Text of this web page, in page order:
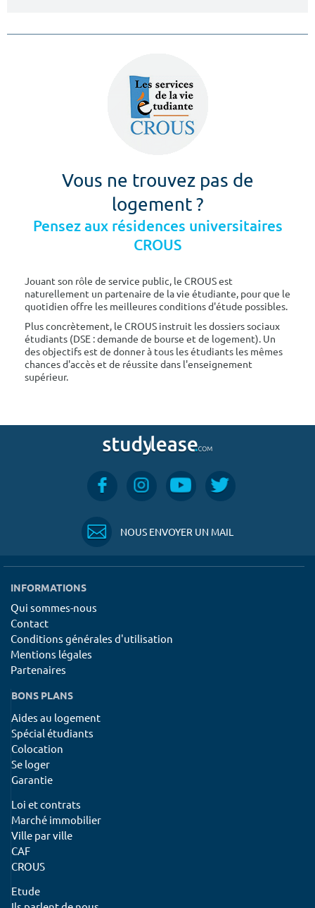
Vous ne trouvez pas de
logement ?
Pensez aux résidences universitaires
CROUS
Jouant son rôle de service public, le CROUS est
naturellement un partenaire de la vie étudiante, pour que le
quotidien offre les meilleures conditions d'étude possibles.
Plus concrètement, le CROUS instruit les dossiers sociaux
étudiants (DSE : demande de bourse et de logement). Un
des objectifs est de donner à tous les étudiants les mêmes
chances d'accès et de réussite dans l'enseignement
supérieur.
NOUS ENVOYER UN MAIL
INFORMATIONS
Qui sommes-nous
Contact
Conditions générales d'utilisation
Mentions légales
Partenaires
BONS PLANS
Aides au logement
Spécial étudiants
Colocation
Se loger
Garantie
Loi et contrats
Marché immobilier
Ville par ville
CAF
CROUS
Etude